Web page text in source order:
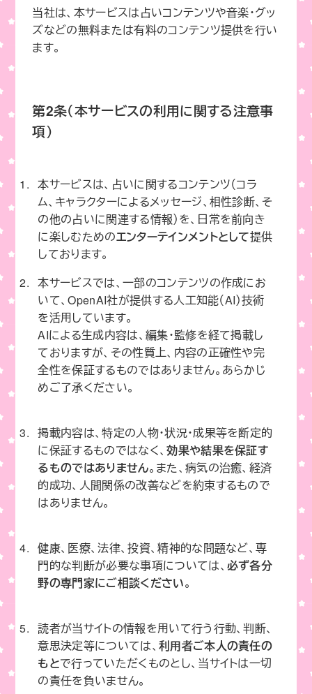
当社は、本サービスは占いコンテンツや音楽・グッ
ズなどの無料または有料のコンテンツ提供を行い
ます。
第2条（本サービスの利用に関する注意事
項）
本サービスは、占いに関するコンテンツ（コラ
ム、キャラクターによるメッセージ、相性診断、そ
の他の占いに関連する情報）を、日常を前向き
に楽しむためのエンターテインメントとして提供
しております。
本サービスでは、一部のコンテンツの作成にお
いて、OpenAI社が提供する人工知能（AI）技術
を活用しています。
AIによる生成内容は、編集・監修を経て掲載し
ておりますが、その性質上、内容の正確性や完
全性を保証するものではありません。あらかじ
めご了承ください。
掲載内容は、特定の人物・状況・成果等を断定的
に保証するものではなく、効果や結果を保証す
るものではありません。また、病気の治癒、経済
的成功、人間関係の改善などを約束するもので
はありません。
健康、医療、法律、投資、精神的な問題など、専
門的な判断が必要な事項については、 必ず各分
野の専門家にご相談ください。
読者が当サイトの情報を用いて行う行動、判断、
意思決定等については、 利用者ご本人の責任の
もとで行っていただくものとし、当サイトは一切
の責任を負いません。